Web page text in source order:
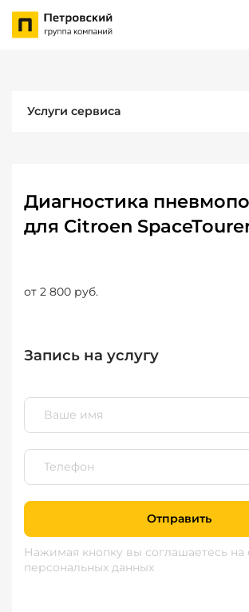
Услуги сервиса
Диагностика
для Citroen
от 2 800 руб.
Запись на услугу
Отправить
Нажимая кнопку вы соглашаетесь на
персональных данных